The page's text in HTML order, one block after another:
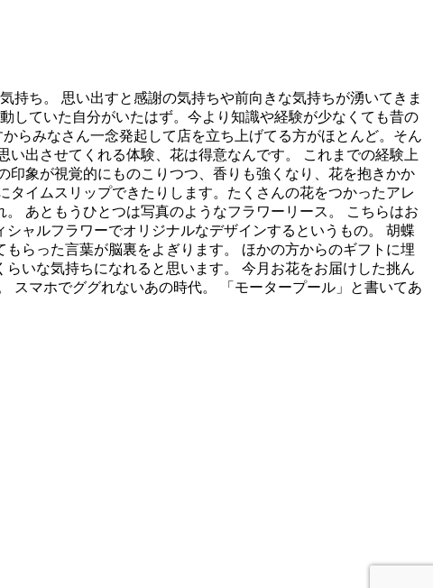
持ち。 思い出すと感謝の気持ちや前向きな気持ちが湧いてきま
していた自分がいたはず。今より知識や経験が少なくても昔の
らみなさん一念発起して店を立ち上げてる方がほとんど。そん
出させてくれる体験、花は得意なんです。 これまでの経験上
象が視覚的にものこりつつ、香りも強くなり、花を抱きかか
イムスリップできたりします。たくさんの花をつかったアレ
あともうひとつは写真のようなフラワーリース。 こちらはお
ャルフラワーでオリジナルなデザインするというもの。 胡蝶
らった言葉が脳裏をよぎります。 ほかの方からのギフトに埋
いな気持ちになれると思います。 今月お花をお届けした挑ん
スマホでググれないあの時代。 「モータープール」と書いてあ